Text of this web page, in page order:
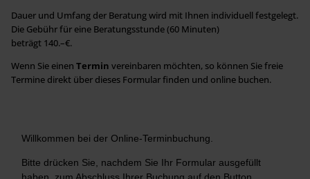
Dauer und Umfang der Beratung wird mit Ihnen individuell festgelegt.
Die Gebühr für eine Beratungsstunde (60 Minuten)
beträgt 140.–€.
Wenn Sie einen Termin vereinbaren möchten, so können Sie freie
Termine direkt über dieses Formular finden und online buchen.